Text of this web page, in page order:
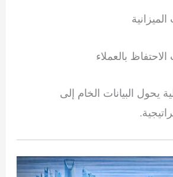
بالعملاء
يحول البيانات الخام إلى